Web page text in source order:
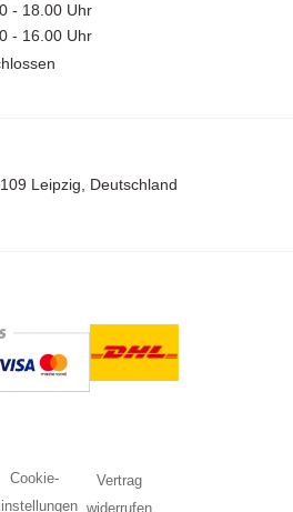
- 18.00 Uhr
- 16.00 Uhr
Leipzig, Deutschland
Cookie-
Vertrag
widerrufen